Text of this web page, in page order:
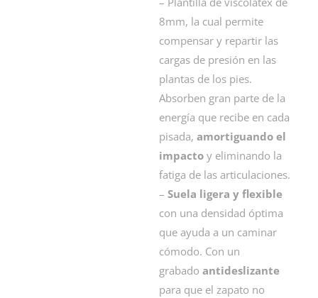
8mm, la cual permite
compensar y repartir las
cargas de presión en las
plantas de los pies.
Absorben gran parte de la
energía que recibe en cada
pisada, amortiguando el
impacto y eliminando la
fatiga de las articulaciones.
– Suela ligera y flexible
con una densidad óptima
que ayuda a un caminar
cómodo. Con un
grabado antideslizante
para que el zapato no